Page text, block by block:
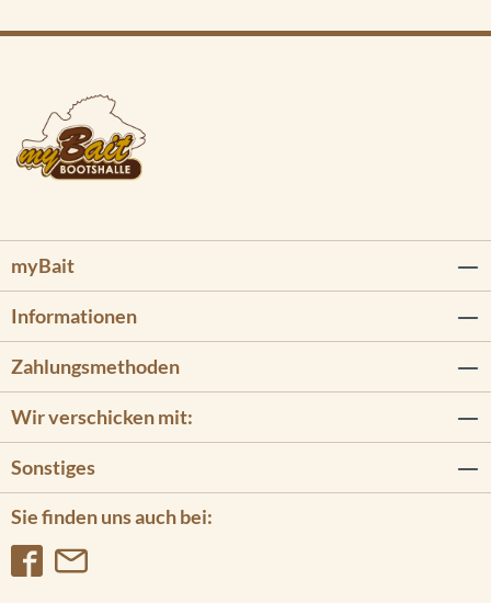
myBait
Informationen
Sie finden uns auch bei:
Zahlungsmethoden
Wir verschicken mit:
Sonstiges